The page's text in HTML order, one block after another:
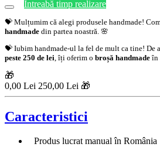
Întreabă timp realizare
💝 Mulțumim că alegi produsele handmade!
handmade din partea noastră. 🌸
💝 Iubim handmade-ul la fel de mult ca tine! De
peste 250 de lei , îți oferim o broșă handmadeîn
🎁
0,00 Lei 250,00 Lei 🎁
Caracteristici
Produs lucrat manual în România